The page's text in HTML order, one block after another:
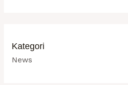
Kategori
News